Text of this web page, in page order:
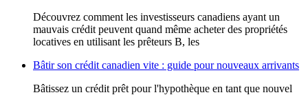
Découvrez comment les investisseurs canadiens ayant un
mauvais crédit peuvent quand même acheter des propriétés
locatives en utilisant les prêteurs B, les
Bâtir son crédit canadien vite : guide pour nouveaux arrivants
Bâtissez un crédit prêt pour l'hypothèque en tant que nouvel